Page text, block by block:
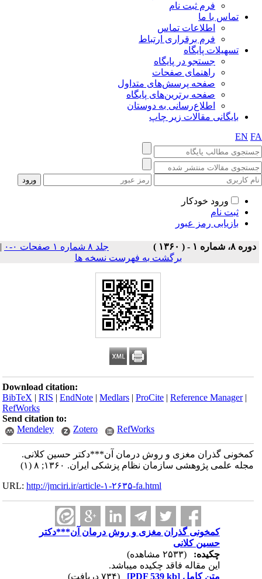
فرم ثبت نام
تماس با ما
اطلاعات تماس
فرم برقراری ارتباط
تسهیلات پایگاه
جستجو در پایگاه
راهنمای صفحات
صفحه پرسش‌های متداول
صفحه برترین‌های پایگاه
اطلاع‌رسانی به دوستان
بایگانی مقالات زیر چاپ
EN
ورود خودکار
ثبت نام
بازیابی رمز عبور
دوره ۸، شماره ۱ - ( ۱۳۶۰ ) جلد ۸ شماره ۱ صفحات ۰-۰
|
برگشت به فهرست نسخه ها
Download citation:
BibTeX |RIS |EndNote |Medlars |ProCite |Reference Manager
RefWorks
Send citation to:
Mendeley
Zotero RefWorks
کمخونی گذران مغزی و روش درمان آن***دکتر حسین کلانی.
مجله علمی پژوهشی سازمان نظام پزشکی ایران. ۱۳۶۰; ۸ (۱)
URL:http://jmciri.ir/article-۱-۲۶۳۵-fa.html
کمخونی گذران مغزی و روش درمان آن***دکتر
حسین کلانی
چکیده:
این مقاله فاقد چکیده می​باشد.
متن کامل[PDF 539 kb]